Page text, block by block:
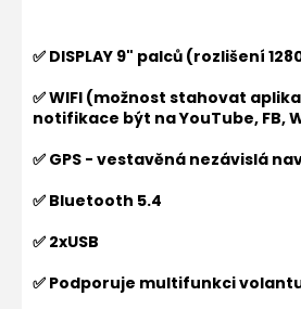
✅ DISPLAY 9" palců (rozlišení
✅ WIFI (možnost stahovat
notifikace být na YouTube, FB,
✅ GPS - vestavěná nezávislá
✅ Bluetooth 5.4
✅ 2xUSB
✅ Podporuje multifunkci